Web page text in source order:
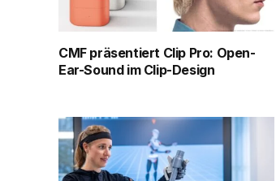
CMF präsentiert Clip Pro: Open-
Ear-Sound im Clip-Design